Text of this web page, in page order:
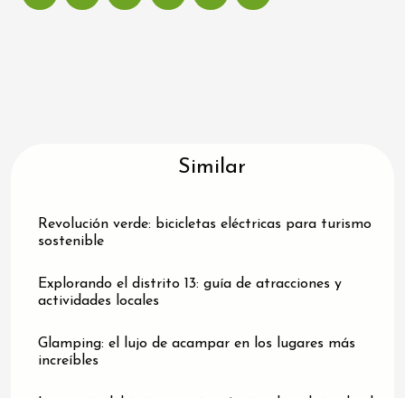
Similar
Revolución verde: bicicletas eléctricas para turismo
sostenible
Explorando el distrito 13: guía de atracciones y
actividades locales
Glamping: el lujo de acampar en los lugares más
increíbles